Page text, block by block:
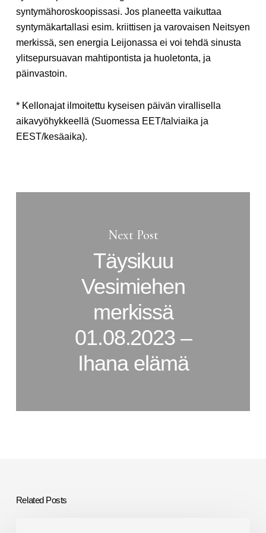
syntymähoroskoopissasi. Jos planeetta vaikuttaa
syntymäkartallasi esim. kriittisen ja varovaisen Neitsyen
merkissä, sen energia Leijonassa ei voi tehdä sinusta
ylitsepursuavan mahtipontista ja huoletonta, ja
päinvastoin.
* Kellonajat ilmoitettu kyseisen päivän virallisella
aikavyöhykkeellä (Suomessa EET/talviaika ja
EEST/kesäaika).
Next Post
Täysikuu
Vesimiehen
merkissä
01.08.2023 –
Ihana elämä
Related Posts